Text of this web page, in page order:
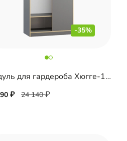
-35%
Модуль для гардероба Хюгге-1 Графит
24 140